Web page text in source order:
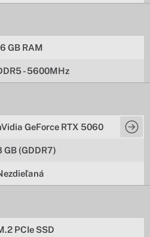
GB RAM
- 5600MHz
GeForce RTX 5060
GB (GDDR7)
PCIe SSD